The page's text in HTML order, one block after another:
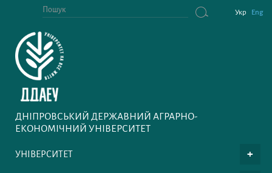
Укр Eng
ДНІПРОВСЬКИЙ ДЕРЖАВНИЙ АГРАРНО-
ЕКОНОМІЧНИЙ УНІВЕРСИТЕТ
УНІВЕРСИТЕТ